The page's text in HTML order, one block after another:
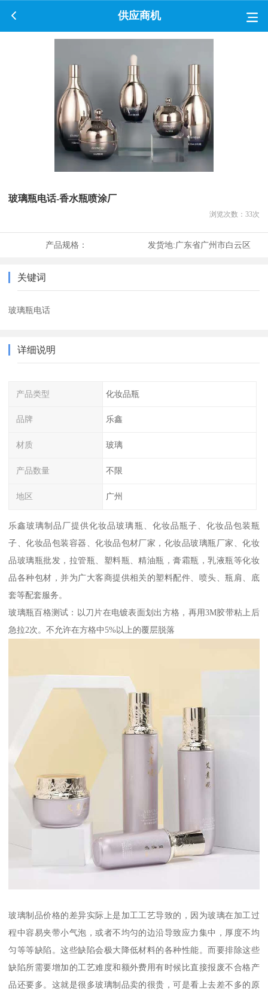
供应商机
玻璃瓶电话-香水瓶喷涂厂
浏览次数： 33次
产品规格： 发货地:广东省广州市白云区
关键词
玻璃瓶电话
详细说明
产品类型 化妆品瓶
品牌 乐鑫
材质 玻璃
产品数量 不限
地区 广州
乐鑫玻璃制品厂提供化妆品玻璃瓶、化妆品瓶子、化妆品包装瓶
子、化妆品包装容器、化妆品包材厂家，化妆品玻璃瓶厂家、化妆
品玻璃瓶批发，拉管瓶、塑料瓶、精油瓶，膏霜瓶，乳液瓶等化妆
品各种包材，并为广大客商提供相关的塑料配件、喷头、瓶肩、底
套等配套服务。
玻璃瓶百格测试：以刀片在电镀表面划出方格，再用3M胶带粘上后
急拉2次。不允许在方格中5%以上的覆层脱落
玻璃制品价格的差异实际上是加工工艺导致的，因为玻璃在加工过
程中容易夹带小气泡，或者不均匀的边沿导致应力集中，厚度不均
匀等等缺陷。这些缺陷会极大降低材料的各种性能。而要排除这些
缺陷所需要增加的工艺难度和额外费用有时候比直接报废不合格产
品还要多。这就是很多玻璃制品卖的很贵，可是看上去差不多的原